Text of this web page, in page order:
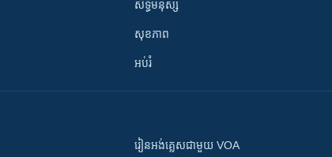
សិទ្ធិមនុស្ស
សុខភាព
អប់រំ
រៀន​​​​​​អង់គ្លេស​​ជាមួយ VOA